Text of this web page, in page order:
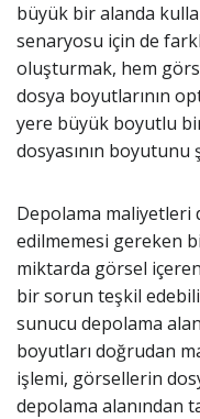
büyük bir alanda
senaryosu için de
oluşturmak, hem
dosya boyutlarının
yere büyük boyutlu
dosyasının boyutunu
Depolama maliyetleri
edilmemesi gereken
miktarda görsel
bir sorun teşkil
sunucu depolama
boyutları doğrudan
işlemi, görsellerin
depolama alanından